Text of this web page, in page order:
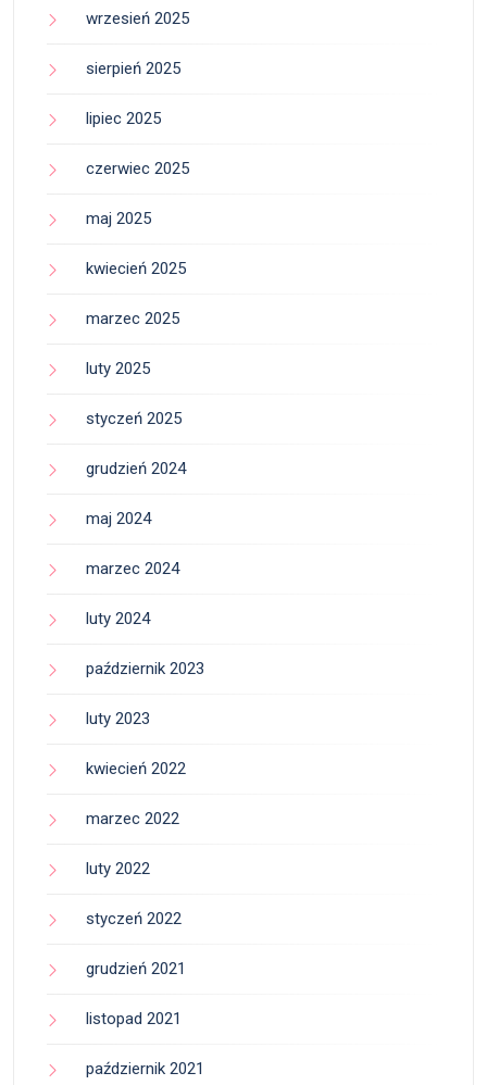
wrzesień 2025
sierpień 2025
lipiec 2025
czerwiec 2025
maj 2025
kwiecień 2025
marzec 2025
luty 2025
styczeń 2025
grudzień 2024
maj 2024
marzec 2024
luty 2024
październik 2023
luty 2023
kwiecień 2022
marzec 2022
luty 2022
styczeń 2022
grudzień 2021
listopad 2021
październik 2021